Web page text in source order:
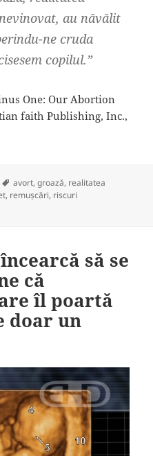
au năvălit
ne cruda
copilul.”
One: Our Abortion
faith Publishing, Inc.,
Etichete
avort,groază, realitatea
, remuşcări, riscuri
a unei mame a cărei
să se
că
îl poartă
doar un